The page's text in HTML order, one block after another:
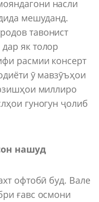
насли
мешуданд.
тавонист
як толор
расмии консерт
ӯ мавзӯъҳои
миллиро
гуногун ҷолиб
нашуд
офтобӣ буд. Вале
ғавс осмони